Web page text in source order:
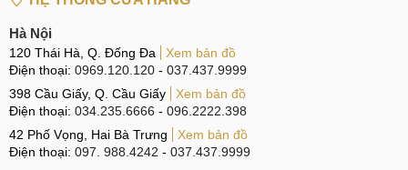
này sử dụng những linh kiện màn hình được gia công bởi
những cơ sở sản xuất linh kiện thứ ba và đương nhiên
không nằm trong sự ủy thác của Apple.
Tuy vậy nhưng chúng vẫn cho khả năng hiển thị như bình
thường, chỉ thua hàng chính hãng về chất lượng hiển thị và
độ nhạy cảm ứng. Bên cạnh đó, tuổi thọ của loại màn hình
này sẽ không được cao như hàng chính hãng.
Hà Nội
120 Thái Hà, Q. Đống Đa
Xem bản đồ
Điện thoại: 0969.120.120 - 037.437.9999
398 Cầu Giấy, Q. Cầu Giấy
Xem bản đồ
Điện thoại: 034.235.6666 - 096.2222.398
42 Phố Vọng, Hai Bà Trưng
Xem bản đồ
Điện thoại: 097. 988.4242 - 037.437.9999